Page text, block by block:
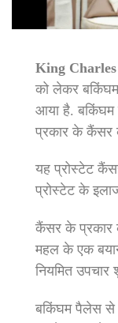
King
को लेकर
आया है. बकिंघम
प्रकार के कैंसर
यह प्रोस्टेट
प्रोस्टेट के
कैंसर के प्रकार
महल के एक
नियमित उपचार
बकिंघम पैलेस से